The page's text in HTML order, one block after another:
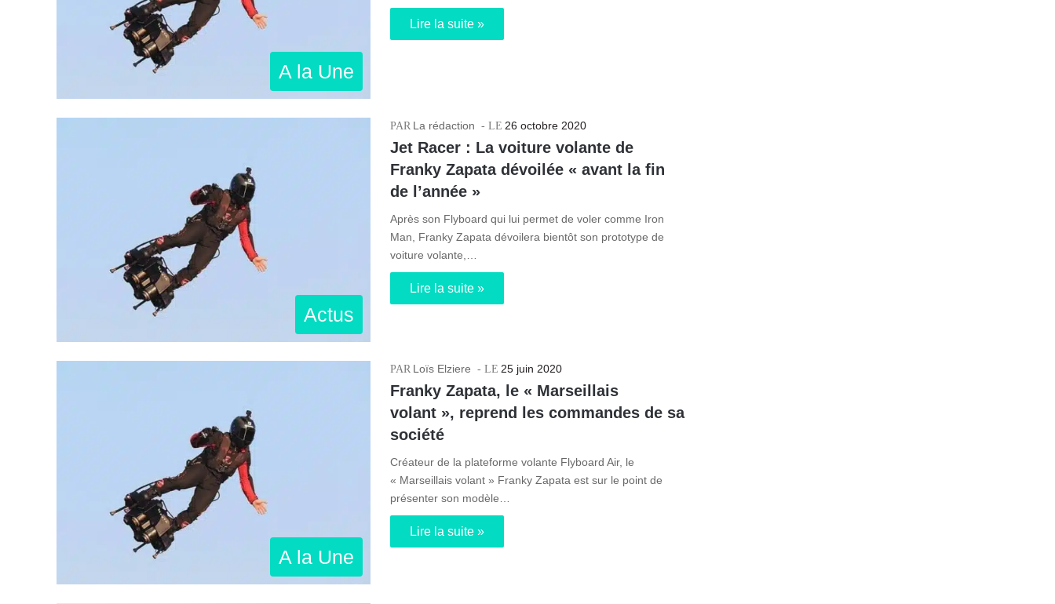
A la Une
Lire la suite »
Actus
La rédaction 26 octobre 2020
Jet Racer : La voiture volante de
Franky Zapata dévoilée « avant la fin
de l’année »
Après son Flyboard qui lui permet de voler comme Iron
Man, Franky Zapata dévoilera bientôt son prototype de
voiture volante,…
Lire la suite »
A la Une
Loïs Elziere 25 juin 2020
Franky Zapata, le « Marseillais
volant », reprend les commandes de sa
société
Créateur de la plateforme volante Flyboard Air, le
« Marseillais volant » Franky Zapata est sur le point de
présenter son modèle…
Lire la suite »